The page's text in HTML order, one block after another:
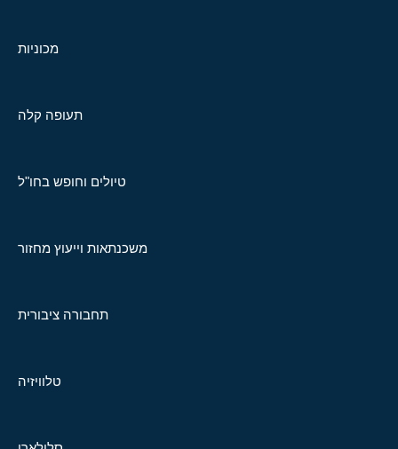
מכוניות
תעופה קלה
טיולים וחופש בחו"ל
משכנתאות וייעוץ מחזור
תחבורה ציבורית
טלוויזיה